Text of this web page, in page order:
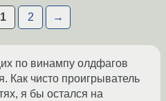
1 2 →
по винампу олдфагов
Как чисто проигрыватель
я бы остался на